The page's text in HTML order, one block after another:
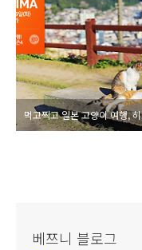
베쯔니 블로그